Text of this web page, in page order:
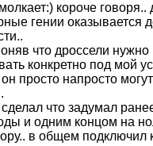
короче говоря..
гении оказывается
что дроссели нужно
конкретно под мой
просто напросто
что задумал
и одним концом на
в общем подключил